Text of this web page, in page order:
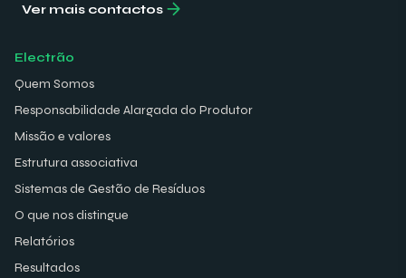
Ver mais contactos
Electrão
Quem Somos
Responsabilidade Alargada do Produtor
Missão e valores
Estrutura associativa
Sistemas de Gestão de Resíduos
O que nos distingue
Relatórios
Resultados